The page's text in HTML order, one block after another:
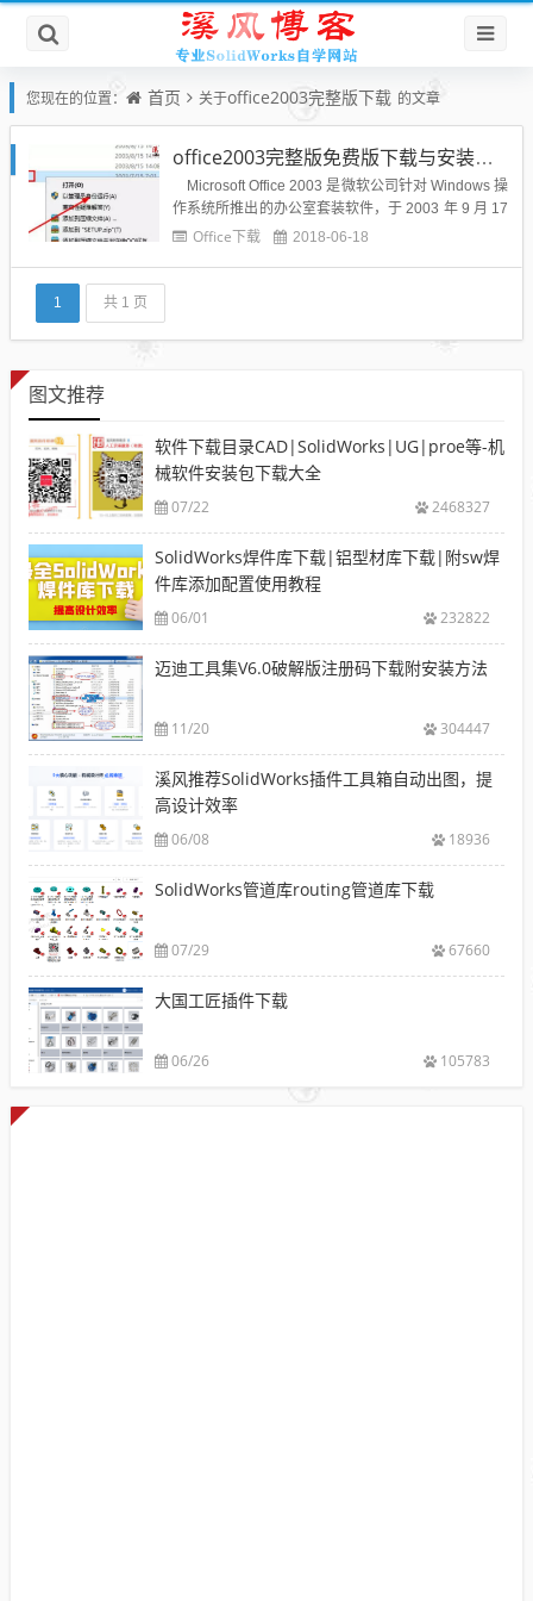
您现在的位置： 首页 关于office2003完整版下载 的文章
office2003完整版免费版下载与安装教程
Microsoft Office 2003 是微软公司针对 Windows 操
作系统所推出的办公室套装软件，于 2003 年 9 月 17
日推出，其前一代产品为 Office XP，后一代产品为 O
Office下载 2018-06-18
1 共 1 页
图文推荐
软件下载目录CAD|SolidWorks|UG|proe等-机
械软件安装包下载大全
07/22 2468327
SolidWorks焊件库下载|铝型材库下载|附sw焊
件库添加配置使用教程
06/01 232822
迈迪工具集V6.0破解版注册码下载附安装方法
11/20 304447
溪风推荐SolidWorks插件工具箱自动出图，提
高设计效率
06/08 18936
SolidWorks管道库routing管道库下载
07/29 67660
大国工匠插件下载
06/26 105783